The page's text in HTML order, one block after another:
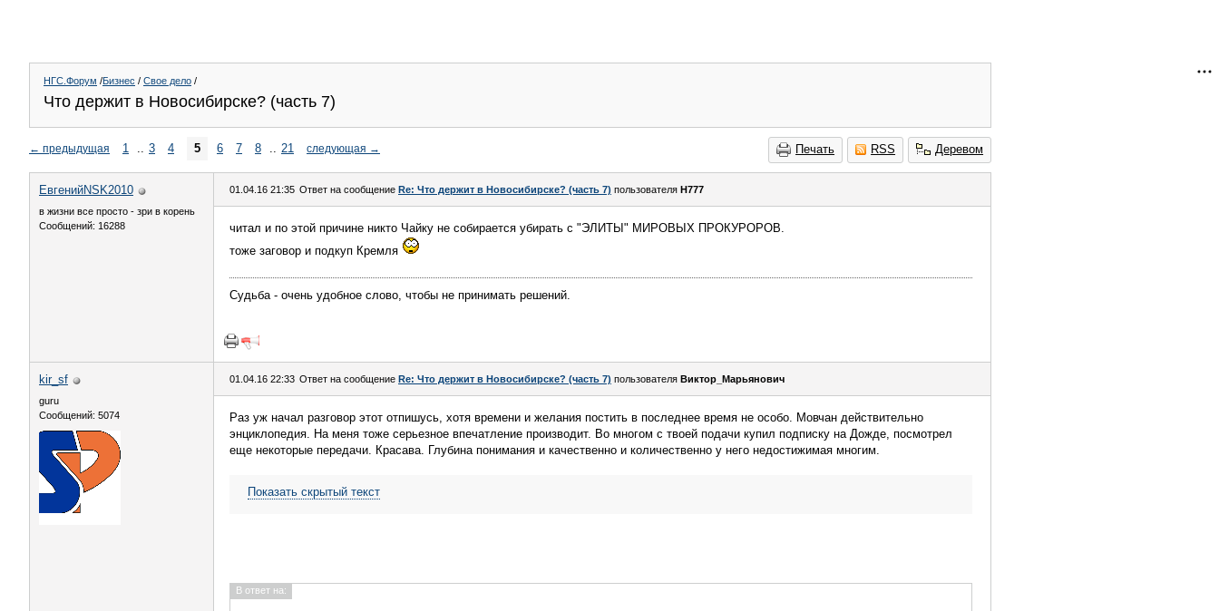
НГС.Форум /Бизнес / Свое дело /
Что держит в Новосибирске? (часть 7)
Печать RSS Деревом
← предыдущая 1 .. 3 4 5 6 7 8 .. 21 следующая →
ЕвгенийNSK2010
в жизни все просто - зри в корень
Сообщений: 16288
01.04.16 21:35 Ответ на сообщение Re: Что держит в Новосибирске? (часть 7) пользователя H777
читал и по этой причине никто Чайку не собирается убирать с "ЭЛИТЫ" МИРОВЫХ ПРОКУРОРОВ.
тоже заговор и подкуп Кремля
Судьба - очень удобное слово, чтобы не принимать решений.
kir_sf
guru
Сообщений: 5074
01.04.16 22:33 Ответ на сообщение Re: Что держит в Новосибирске? (часть 7) пользователя Виктор_Марьянович
Раз уж начал разговор этот отпишусь, хотя времени и желания постить в последнее время не особо. Мовчан действительно
энциклопедия. На меня тоже серьезное впечатление производит. Во многом с твоей подачи купил подписку на Дожде, посмотрел
еще некоторые передачи. Красава. Глубина понимания и качественно и количественно у него недостижимая многим.
Показать скрытый текст
В ответ на: